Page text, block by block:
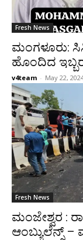
Fresh News
ಮಂಗಳೂರು:
ಹೊಂದಿದ
v4team - May 22,
Fresh News
ಮಂಜೇಶ್ವರ :
ಆಂಬ್ಯುಲೆನ್ಸ್